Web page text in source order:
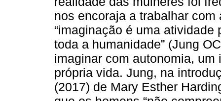
nos encoraja a trabalhar
“imaginação é uma
toda a humanidade” (Jung
imaginar com autonomia,
própria vida. Jung, na
(2017) de Mary Esther